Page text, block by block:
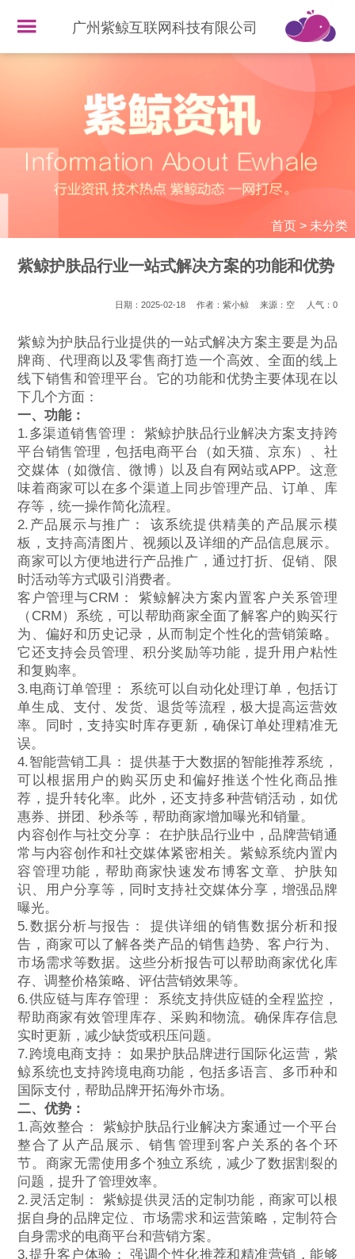
广州紫鲸互联网科技有限公司
首页> 未分类
紫鲸护肤品行业一站式解决方案的功能和优势
日期：2025-02-18 作者：紫小鲸 来源：空 人气： 0
紫鲸为护肤品行业提供的一站式解决方案主要是为品
牌商、代理商以及零售商打造一个高效、全面的线上
线下销售和管理平台。它的功能和优势主要体现在以
下几个方面：
一、功能：
1.多渠道销售管理： 紫鲸护肤品行业解决方案支持跨
平台销售管理，包括电商平台（如天猫、京东）、社
交媒体（如微信、微博）以及自有网站或APP。这意
味着商家可以在多个渠道上同步管理产品、订单、库
存等，统一操作简化流程。
2.产品展示与推广： 该系统提供精美的产品展示模
板，支持高清图片、视频以及详细的产品信息展示。
商家可以方便地进行产品推广，通过打折、促销、限
时活动等方式吸引消费者。
客户管理与CRM： 紫鲸解决方案内置客户关系管理
（CRM）系统，可以帮助商家全面了解客户的购买行
为、偏好和历史记录，从而制定个性化的营销策略。
它还支持会员管理、积分奖励等功能，提升用户粘性
和复购率。
3.电商订单管理： 系统可以自动化处理订单，包括订
单生成、支付、发货、退货等流程，极大提高运营效
率。同时，支持实时库存更新，确保订单处理精准无
误。
4.智能营销工具： 提供基于大数据的智能推荐系统，
可以根据用户的购买历史和偏好推送个性化商品推
荐，提升转化率。此外，还支持多种营销活动，如优
惠券、拼团、秒杀等，帮助商家增加曝光和销量。
内容创作与社交分享： 在护肤品行业中，品牌营销通
常与内容创作和社交媒体紧密相关。紫鲸系统内置内
容管理功能，帮助商家快速发布博客文章、护肤知
识、用户分享等，同时支持社交媒体分享，增强品牌
曝光。
5.数据分析与报告： 提供详细的销售数据分析和报
告，商家可以了解各类产品的销售趋势、客户行为、
市场需求等数据。这些分析报告可以帮助商家优化库
存、调整价格策略、评估营销效果等。
6.供应链与库存管理： 系统支持供应链的全程监控，
帮助商家有效管理库存、采购和物流。确保库存信息
实时更新，减少缺货或积压问题。
7.跨境电商支持： 如果护肤品牌进行国际化运营，紫
鲸系统也支持跨境电商功能，包括多语言、多币种和
国际支付，帮助品牌开拓海外市场。
二、优势：
1.高效整合： 紫鲸护肤品行业解决方案通过一个平台
整合了从产品展示、销售管理到客户关系的各个环
节。商家无需使用多个独立系统，减少了数据割裂的
问题，提升了管理效率。
2.灵活定制： 紫鲸提供灵活的定制功能，商家可以根
据自身的品牌定位、市场需求和运营策略，定制符合
自身需求的电商平台和营销方案。
3.提升客户体验： 强调个性化推荐和精准营销，能够